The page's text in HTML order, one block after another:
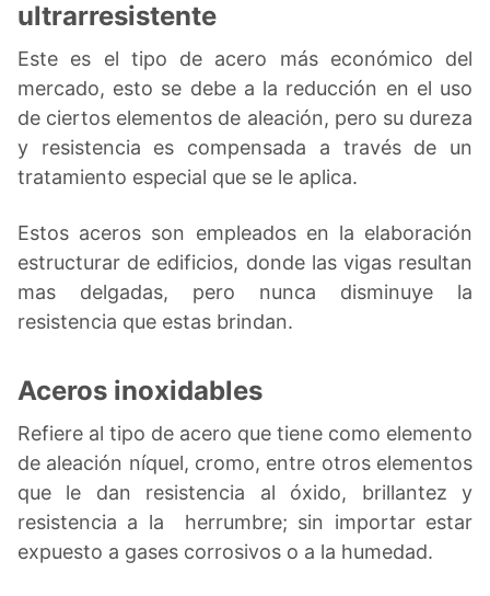
ultrarresistente
Este es el tipo de acero más económico del
mercado, esto se debe a la reducción en el uso
de ciertos elementos de aleación, pero su dureza
y resistencia es compensada a través de un
tratamiento especial que se le aplica.
Estos aceros son empleados en la elaboración
estructurar de edificios, donde las vigas resultan
mas delgadas, pero nunca disminuye la
resistencia que estas brindan.
Aceros inoxidables
Refiere al tipo de acero que tiene como elemento
de aleación níquel, cromo, entre otros elementos
que le dan resistencia al óxido, brillantez y
resistencia a la herrumbre; sin importar estar
expuesto a gases corrosivos o a la humedad.